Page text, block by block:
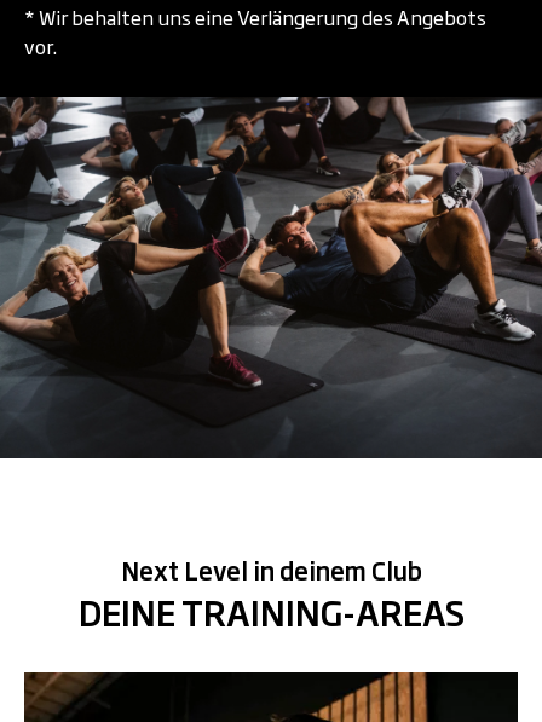
* Wir behalten uns eine Verlängerung des Angebots
vor.
Next Level in deinem Club
DEINE TRAINING-AREAS